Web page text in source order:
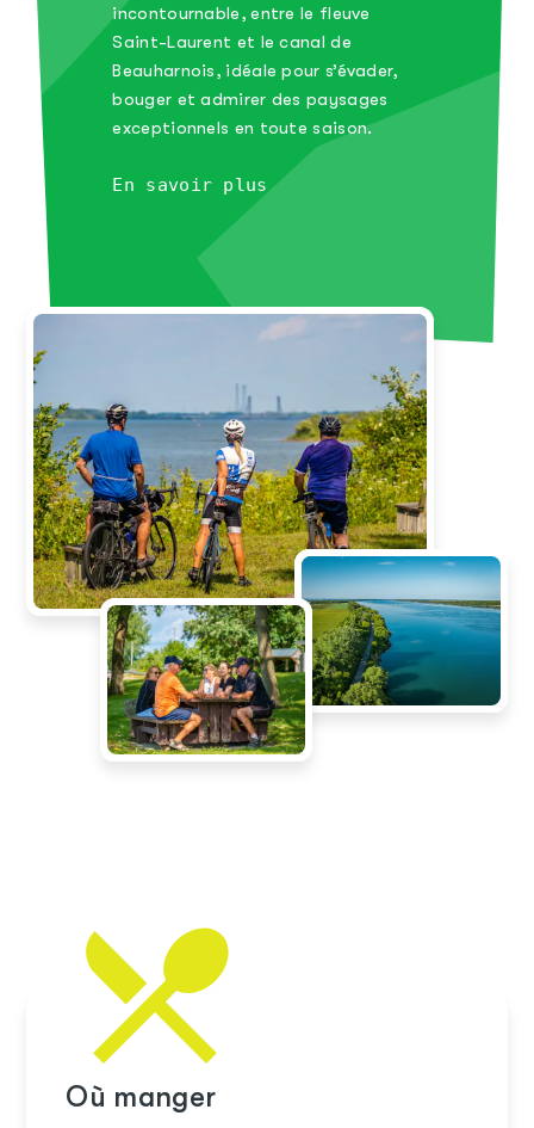
incontournable, entre le fleuve
Saint-Laurent et le canal de
Beauharnois, idéale pour s’évader,
bouger et admirer des paysages
exceptionnels en toute saison.
En savoir plus
Où manger